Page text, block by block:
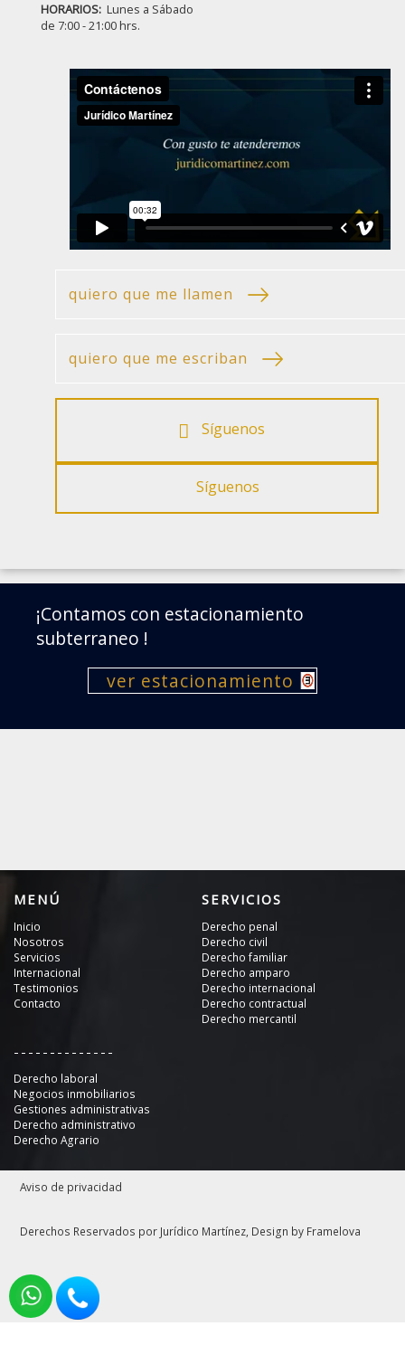
HORARIOS:Lunes a Sábado
de 7:00 - 21:00 hrs.
quiero que me llamen
quiero que me escriban
Síguenos
Síguenos
¡Contamos con estacionamiento
subterraneo !
ver estacionamiento
MENÚ
Inicio
Nosotros
Servicios
Internacional
Testimonios
Contacto
SERVICIOS
Derecho penal
Derecho civil
Derecho familiar
Derecho amparo
Derecho internacional
Derecho contractual
Derecho mercantil
--------------
Derecho laboral
Negocios inmobiliarios
Gestiones administrativas
Derecho administrativo
Derecho Agrario
Aviso de privacidad
Derechos Reservados por Jurídico Martínez, Design by Framelova